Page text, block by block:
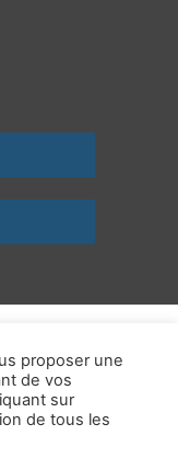
-Contact
proposer une
de vos
sur
de tous les